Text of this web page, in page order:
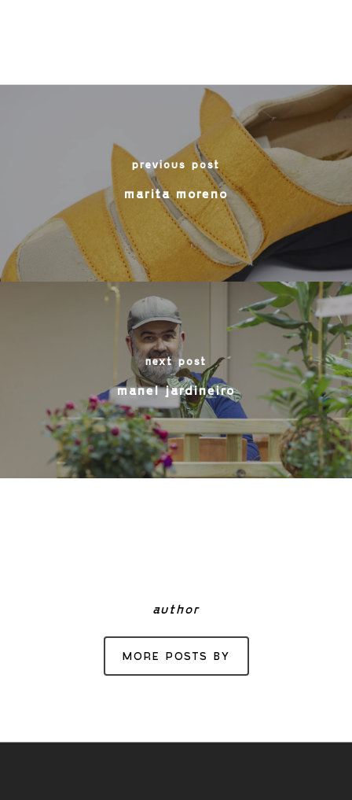
previous post
marita moreno
next post
manel jardineiro
author
MORE POSTS BY